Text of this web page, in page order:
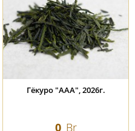
Гёкуро "ААА", 2026г.
0 Br